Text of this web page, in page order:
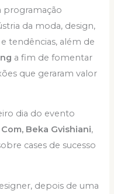
programação
da moda, design,
tendências, além de
a fim de fomentar
que geraram valor
dia do evento
Beka Gvishiani,
cases de sucesso
depois de uma